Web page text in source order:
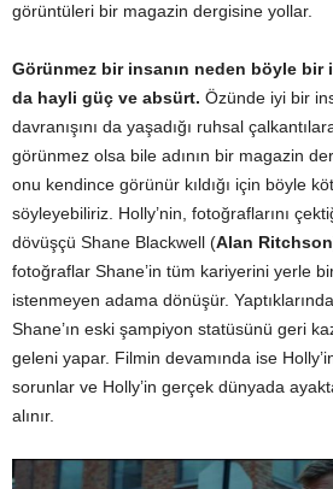
görüntüleri bir magazin dergisine yollar.
Görünmez bir insanın neden böyle
da hayli güç ve absürt. Özünde iyi bir
davranışını da yaşadığı ruhsal
görünmez olsa bile adının bir magazin
onu kendince görünür kıldığı için böyle
söyleyebiliriz. Holly’nin, fotoğraflarını
dövüşçü Shane Blackwell (Alan Ritchson
fotoğraflar Shane’in tüm kariyerini yerle
istenmeyen adama dönüşür.
Shane’ın eski şampiyon statüsünü geri
geleni yapar. Filmin devamında ise
sorunlar ve Holly’in gerçek dünyada
alınır.